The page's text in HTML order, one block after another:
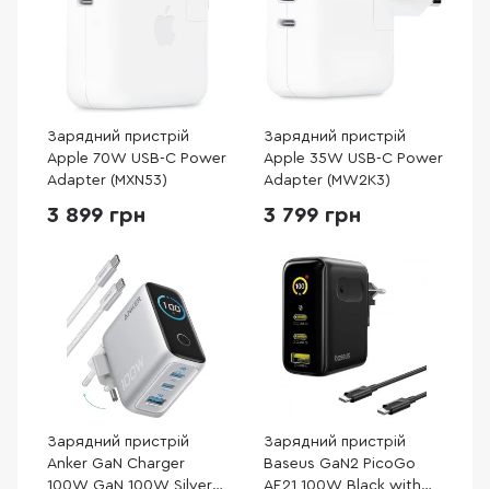
Зарядний пристрій
Apple 70W USB-C Power
Adapter (MXN53)
3 899 грн
Зарядний пристрій
Apple 35W USB-C Power
Adapter (MW2K3)
3 799 грн
Зарядний пристрій
Anker GaN Charger
100W GaN 100W Silver
Зарядний пристрій
Baseus GaN2 PicoGo
AE21 100W Black with